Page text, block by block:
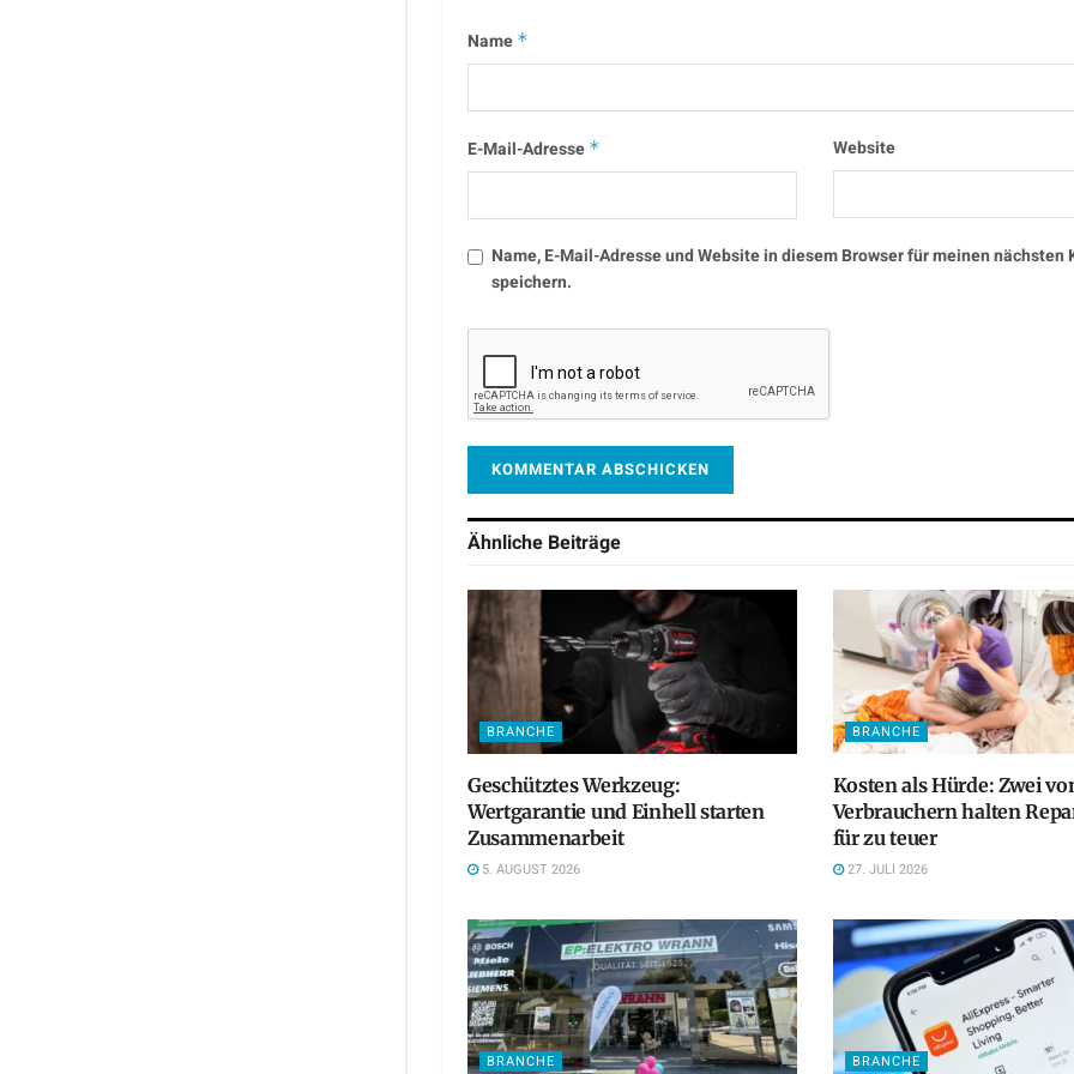
Name *
E-Mail-Adresse * Website
Name, E-Mail-Adresse und Website in diesem Browser für meinen nächsten
speichern.
Ähnliche Beiträge
BRANCHE
Geschütztes Werkzeug:
Wertgarantie und Einhell starten
Zusammenarbeit
5. AUGUST 2026
BRANCHE
Kosten als Hürde: Zwei
Verbrauchern halten
für zu teuer
27. JULI 2026
BRANCHE BRANCHE